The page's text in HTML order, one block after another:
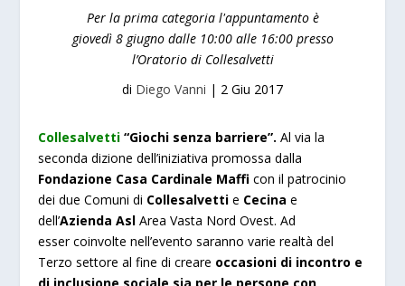
Per la prima categoria l'appuntamento è
giovedì 8 giugno dalle 10:00 alle 16:00 presso
l’Oratorio di Collesalvetti
di Diego Vanni | 2 Giu 2017
Collesalvetti“Giochi senza barriere”.Al via la
seconda dizione dell’iniziativa promossa dalla
Fondazione Casa Cardinale Maffi con il patrocinio
dei due Comuni di Collesalvettie Cecina e
dell’Azienda AslArea Vasta Nord Ovest. Ad
esser coinvolte nell’evento saranno varie realtà del
Terzo settore al fine di creare occasioni di incontro e